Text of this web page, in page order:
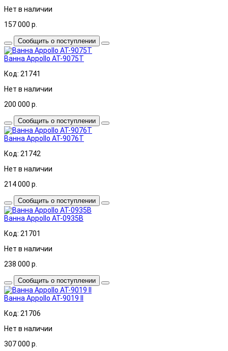
Нет в наличии
157 000 р.
Сообщить о поступлении
Ванна Appollo АТ-9075Т
Код: 21741
Нет в наличии
200 000 р.
Сообщить о поступлении
Ванна Appollo АТ-9076Т
Код: 21742
Нет в наличии
214 000 р.
Сообщить о поступлении
Ванна Appollo AT-0935B
Код: 21701
Нет в наличии
238 000 р.
Сообщить о поступлении
Ванна Appollo AT-9019 II
Код: 21706
Нет в наличии
307 000 р.